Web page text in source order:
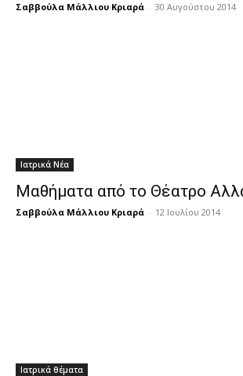
Σαββούλα Μάλλιου Κριαρά - 30 Αυγούστου 2014
Ιατρικά Νέα
Μαθήματα από το Θέατρο
Σαββούλα Μάλλιου Κριαρά - 12 Ιουλίου 2014
Ιατρικά θέματα